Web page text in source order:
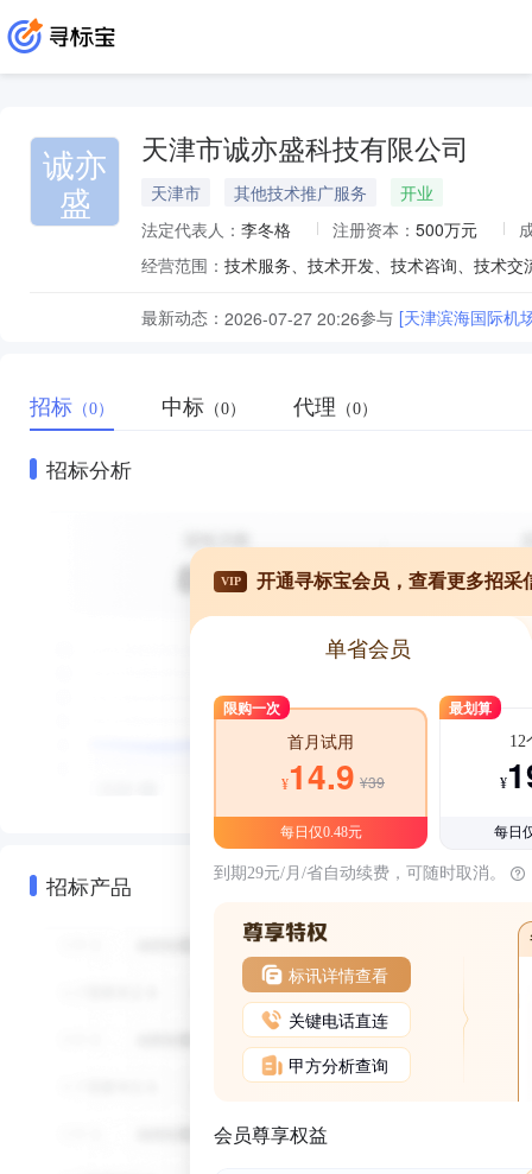
诚亦
盛
天津市诚亦盛科技有限公司
天津市 其他技术推广服务
开业
法定代表人： 李冬格 注册资本： 500万元
经营范围：
最新动态： 2026-07-27 20:26参与 [天津滨海国际机
招标 （0） 中标 （0） 代理 （0）
招标分析
招标产品
VIP 开通寻标宝会员，查看更多招采
单省会员
限购一次
首月试用
¥14.9 ¥39
每日仅0.48元
最划算
12
¥
每日
到期29元/月/省自动续费，可随时取消。
标讯详情查看
关键电话直连
甲方分析查询
会员尊享权益